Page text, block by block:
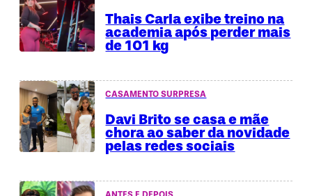
Thais Carla exibe treino na
academia após perder mais
de 101 kg
CASAMENTO SURPRESA
Davi Brito se casa e mãe
chora ao saber da novidade
pelas redes sociais